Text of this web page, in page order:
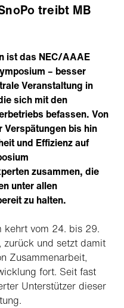
treibt MB
ist das NEC/AAAE
– besser
Veranstaltung in
sich mit den
befassen. Von
bis hin
und Effizienz auf
zusammen, die
unter allen
zu halten.
kehrt vom 24. bis 29.
zurück und setzt damit
Zusammenarbeit,
fort. Seit fast
Unterstützer dieser